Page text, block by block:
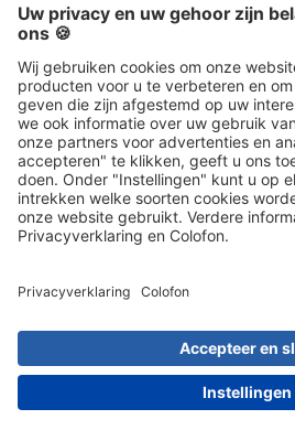
Extra technische functies
Als laatste
technische functies van de
hoortoestellen opgenomen.
Bluetooth, oplaadbare
streaming of koppeling met
hoortoestel en vooral het
hoortoesteldrager enorm
Het is echter niet alleen de
belangrijk is voor een
ook de juiste aanpassing aan
gehoorverlies. Het
handmatige aanpassing door